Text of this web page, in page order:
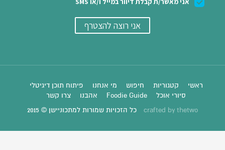
ראשי קטגוריות חיפוש מי אנחנו
פיתוח תוכן דיגיטלי
סיורי אוכל
Foodie Guide אהבנו צרו קשר
crafted by thetwo כל הזכויות שמורות למתכוניישן © 2015